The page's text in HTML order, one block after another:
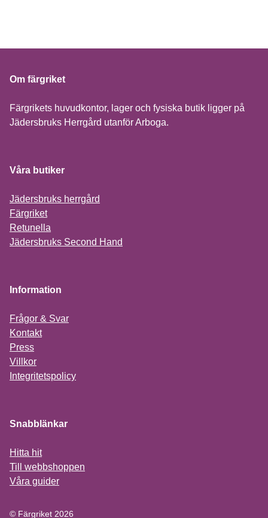
Om färgriket
Färgrikets huvudkontor, lager och fysiska butik ligger på
Jädersbruks Herrgård utanför Arboga.
Våra butiker
Jädersbruks herrgård
Färgriket
Retunella
Jädersbruks Second Hand
Information
Frågor & Svar
Kontakt
Press
Villkor
Integritetspolicy
Snabblänkar
Hitta hit
Till webbshoppen
Våra guider
© Färgriket 2026